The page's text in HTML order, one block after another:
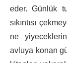
eder. Günlük
sıkıntısı
ne
avluya konan